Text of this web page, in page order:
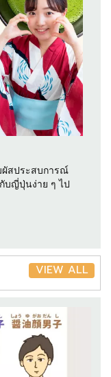
สประสบการณ์
บญี่ปุ่นง่าย ๆ ไป
VIEW ALL